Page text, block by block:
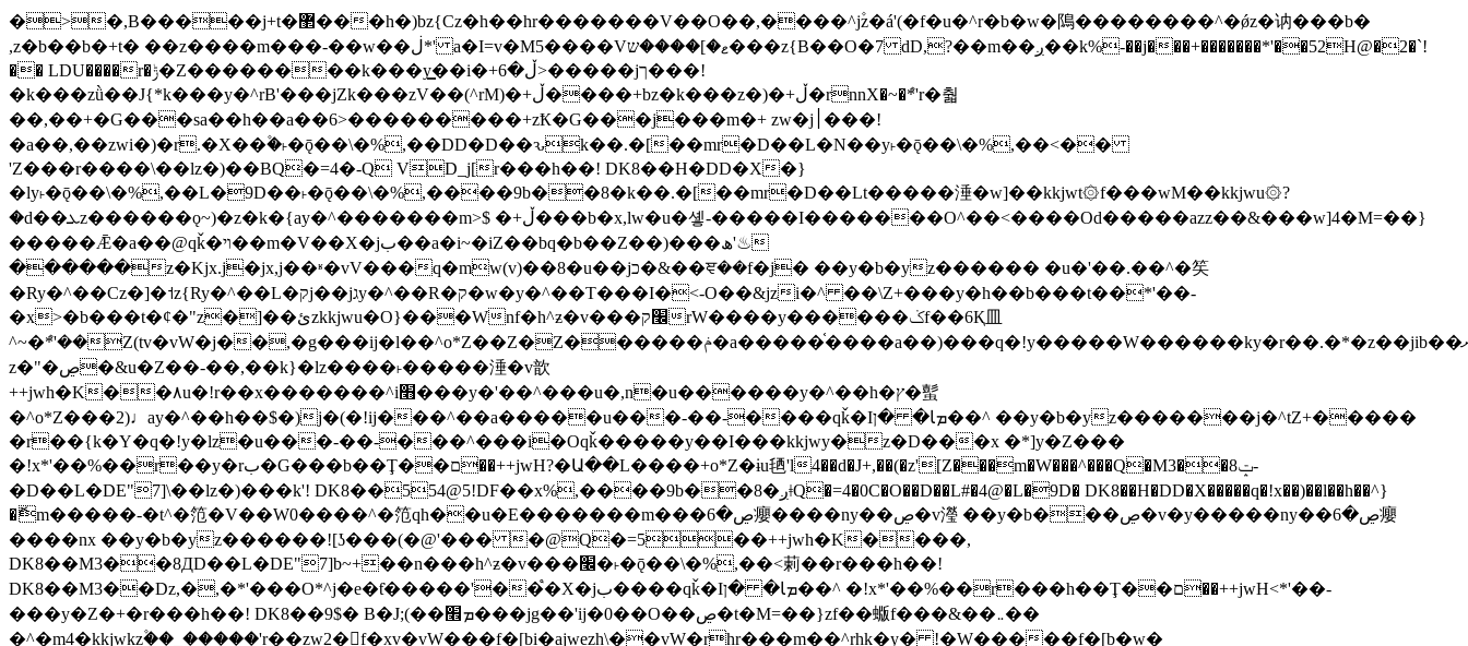
�>�,B�����j+t�޲���h�)bz{Cz�h��hr�������V��O��,����^j۫z�á'(�f�u�^r�b�w�隝��������^�ǿz�讷���b�
,z�b��b�+t� ��z����m���-��w��ڶ*' a�I=v�M5����Vޱ�]����ש���z{B��O�7 dD,?��m��ږ��k%-��j���+�������*'��52H@�2�`!
�� LDU����r�ݱ�Z��������k���y͇��i�+ڵ�6>�����jך���!
�k���zǜ��J{*k���y�^rB'���jZk���zV��(^rM)�+ڵ����+bz�k���z�)�+ڵ�rnnX�~�ܶ*'r�춻
��,��+�G���sa��h��a��6>���������+zҞ�G���j���m�+ zw�j׀���!
�a��,��zwi�)�r.�X��۫�˫�ǭ��\�%,��DD�D��ԅk��.�[��mr�D��L�N��y˫�ǭ��\�%,��<��
'Z���r����\��lz�)��BQ�=4�-Q VD_j[r���h��! DK8��H�DD�X�}
�ly˫�ǭ��\�%,��L�9D��˫�ǭ��\�%,����9b��8�k��.�[��mr�D��Lt�����涶�w]��kkjwt۞f���wM��kkjwu۞?
�d��ܥz������ǫ~)�z�k�{ay�^�������m>$ �+ڵ���b�x,lw�u�솋-�����I�������O^��<����Od�����azz��&���w]4�M=��}
�����Ǣ�a��@qǩ�ױ��m�V��X�jب��a�i~�iZ��bq�b��Z��)���ھ'♨
������z�Kjx.j�jx,j��ʶ�vV���q�mw(v)��8�u��jכ�&��ਞ��f�j� ��y�b�yz������ �u�'��.��^�笶
�Ry�^��Cz�]�˦z{Ry�^��L�קj��jגy�^��R�ק�w�y�^��T���I�<-O��&jzi�^ ��\Z+���y�h��b���t��*'��-
�x>�b���t�¢�"z�]��ئzkkjwu�O}���Wnf�h^ƶ�v���׬קrW����y������ݢf��6Қ⽫
^~�ܶ*'��Z(tv�vW�j��,�g���ij�l��^o*Z��Z�Z������ݥ�a�����֫����a��)���q�!y�����W������ky�r��.�*�z��jib��ނ+-
z�"�ڝ�&u�Z��-��,��k}�lz����˫�����涶�v歆
++jwh�K��٨u�!r��x�������^i׫���y�'��^���u�,n�u������y�^��h�ץ�蟚
�^o*Z���2)♩ay�^��h��$�)j�(�!ij���^��a�����u���-��-����qǩ�Iܡا� �ן��^ ��y�b�yz�������j�^tZ+�����
�r��{k�Y�q�!y�lz�u���-��-���^���i�Oqǩ�����y��I���kkjwy�z�D���x �*]y�Z���
�!x*'��%��r��y�rب�G���b��Ţ��ם��++jwH?�Ա��L����+o*Z�ɨu毢'l4��d�J+,��(�z'[Z���m�W���^���Q�M3��8ݓ-
�D��L�DE"7]\��lz�)���k'! DK8��554@5!DF��x%,����9b��8�ږǂQ�=4�0C�O��D��L#�4@�L�9D� DK8��H�DD�X�����q�!x��)��l��h��^}
�ޮm�����-�t^�笵�V��W0����^�笵qh��u�E�������m���ڝ�6癭����ny��ڝ�v瀅 ��y�b���ڝ�v�y�����ny��ڝ�6癭
����nx ��y�b�yz������![ʖ���(�@'��� �@Q�=5��++jwh�K����,
DK8��M3��8ДD��L�DE"7]b~+��n���h^ƶ�v���׬�˫�ǭ��\�%,��<䓶��r���h��!
DK8��M3��Dz,�,�*'���O*^j�e�ƭ�����'��֩�X�jب����qǩ�Iܡا� �ן��^ �!x*'��%��r���h��Ţ��ם��++jwH<*'��-
���y�Z�+�r���h��! DK8��9$� B�J;(��ܡ׮���jg��'ij�0��O��ڝ�t�M=��}zf��蝂f���&��܅��
�^�m4�kkjwkz۫��_�����'r��zw2�f�xv�vW���f�[bi�ajwezh\��vW�rhr���m��^rhk�y� !�W�����f�[b�w�